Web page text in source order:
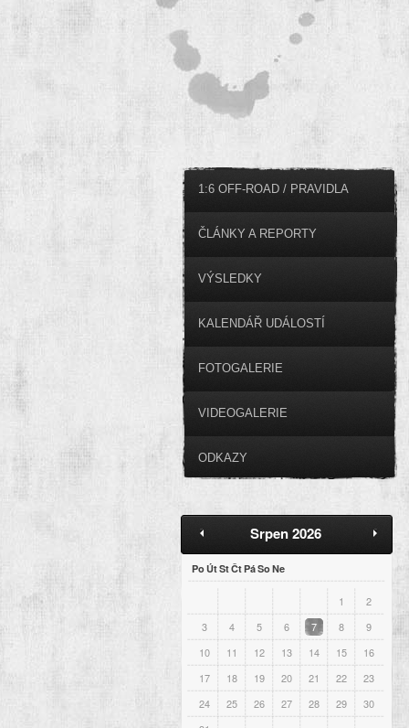
1:6 OFF-ROAD / PRAVIDLA
ČLÁNKY A REPORTY
VÝSLEDKY
KALENDÁŘ UDÁLOSTÍ
FOTOGALERIE
VIDEOGALERIE
ODKAZY
Srpen 2026
PoÚtStČtPáSoNe
1
2
3
4 5 6 7 8
9
10
11 12 13 14 15
16
17
18 19 20 21 22
23
24
25 26 27 28 29
30